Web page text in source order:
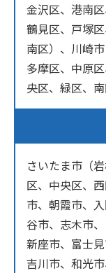
金沢区、港南
鶴見区、戸塚
南区）、川崎
多摩区、中原
央区、緑区、
さいたま市（
区、中央区、
市、朝霞市、
谷市、志木市
新座市、富士
吉川市、和光